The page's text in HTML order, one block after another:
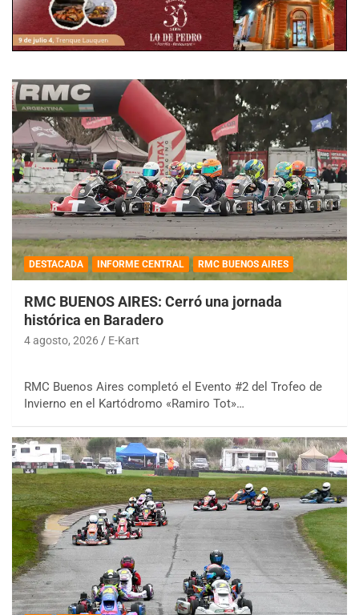
DESTACADA INFORME CENTRAL RMC BUENOS AIRES
RMC BUENOS AIRES: Cerró una jornada
histórica en Baradero
4 agosto, 2026 E-Kart
RMC Buenos Aires completó el Evento #2 del Trofeo de
Invierno en el Kartódromo «Ramiro Tot»…